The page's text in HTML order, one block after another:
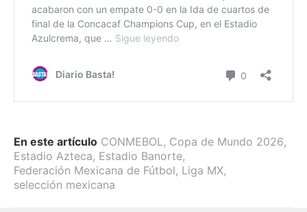
En este artículo CONMEBOL, Copa de Mundo 2026,
Estadio Azteca, Estadio Banorte,
Federación Mexicana de Fútbol, Liga MX,
selección mexicana